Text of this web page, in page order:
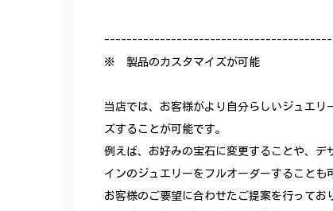
※ 製品のカスタマイズが可能
当店では、お客様がより自分らしいジュエ
ズすることが可能です。
例えば、お好みの宝石に変更することや、
インのジュエリーをフルオーダーすることも
お客様のご要望に合わせたご提案を行って